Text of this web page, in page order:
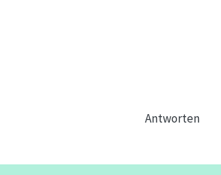
Antworten